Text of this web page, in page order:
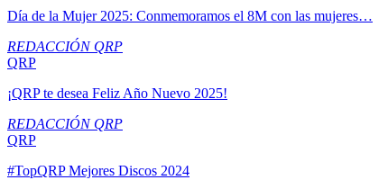
Día de la Mujer 2025: Conmemoramos el 8M con las mujeres…
REDACCIÓN QRP
QRP
¡QRP te desea Feliz Año Nuevo 2025!
REDACCIÓN QRP
QRP
#TopQRP Mejores Discos 2024